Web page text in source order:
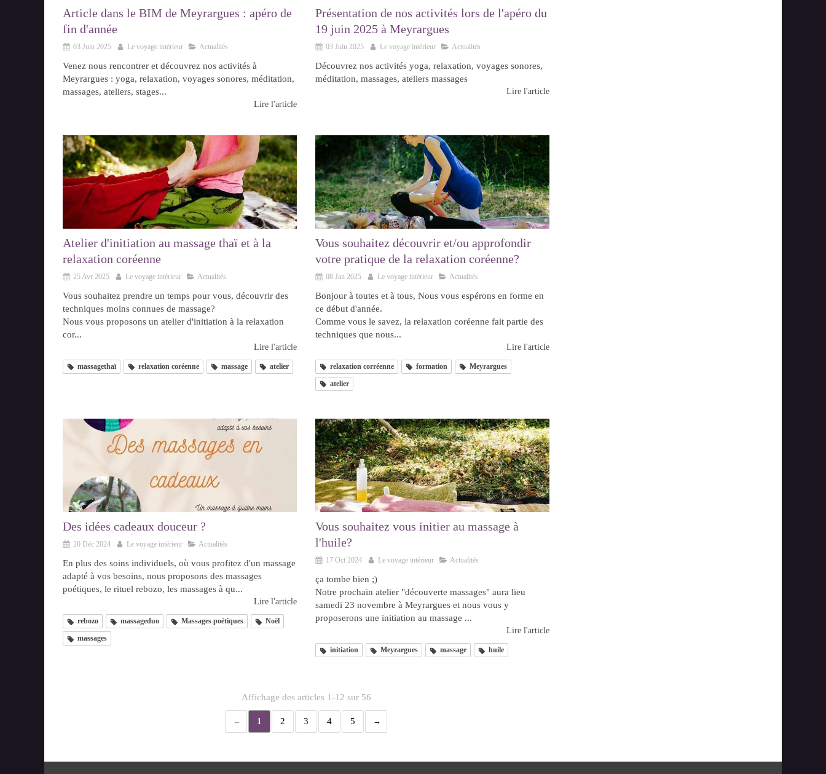
Article dans le BIM de Meyrargues : apéro de
fin d'année
03 Juin 2025 Le voyage intérieur Actualités
Venez nous rencontrer et découvrez nos activités à
Meyrargues : yoga, relaxation, voyages sonores, méditation,
massages, ateliers, stages...
Lire l'article
Présentation de nos activités lors de l'apéro du
19 juin 2025 à Meyrargues
03 Juin 2025 Le voyage intérieur Actualités
Découvrez nos activités yoga, relaxation, voyages sonores,
méditation, massages, ateliers massages
Lire l'article
Atelier d'initiation au massage thaï et à la
relaxation coréenne
25 Avr 2025 Le voyage intérieur Actualités
Vous souhaitez prendre un temps pour vous, découvrir des
techniques moins connues de massage?
Nous vous proposons un atelier d'initiation à la relaxation
cor...
Lire l'article
massagethaï relaxation coréenne massage atelier
Vous souhaitez découvrir et/ou approfondir
votre pratique de la relaxation coréenne?
08 Jan 2025 Le voyage intérieur Actualités
Bonjour à toutes et à tous, Nous vous espérons en forme en
ce début d'année.
Comme vous le savez, la relaxation coréenne fait partie des
techniques que nous...
Lire l'article
relaxation corréenne formation
Meyrargues
atelier
Des idées cadeaux douceur ?
20 Déc 2024 Le voyage intérieur Actualités
En plus des soins individuels, où vous profitez d'un massage
adapté à vos besoins, nous proposons des massages
poétiques, le rituel rebozo, les massages à qu...
Lire l'article
rebozo massageduo Massages poétiques
Noël
massages
Vous souhaitez vous initier au massage à
l'huile?
17 Oct 2024 Le voyage intérieur Actualités
ça tombe bien ;)
Notre prochain atelier "découverte massages" aura lieu
samedi 23 novembre à Meyrargues et nous vous y
proposerons une initiation au massage ...
Lire l'article
initiation Meyrargues massage huile
Affichage des articles 1-12 sur 56
1 2 3 4 5